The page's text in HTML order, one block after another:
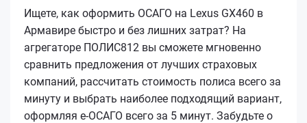
Ищете, как оформить ОСАГО на Lexus GX460 в
Армавире быстро и без лишних затрат? На
агрегаторе ПОЛИС812 вы сможете мгновенно
сравнить предложения от лучших страховых
компаний, рассчитать стоимость полиса всего за
минуту и выбрать наиболее подходящий вариант,
оформляя е‑ОСАГО всего за 5 минут. Забудьте о